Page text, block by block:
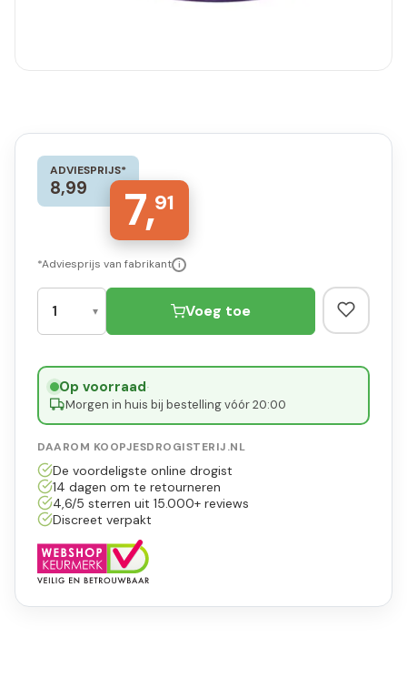
ADVIESPRIJS*
8,99 7,91
*Adviesprijs van fabrikant i
Voeg toe
Op voorraad·
Morgen in huis bij bestelling vóór 20:00
DAAROM KOOPJESDROGISTERIJ.NL
De voordeligste online drogist
14 dagen om te retourneren
4,6/5 sterren uit 15.000+ reviews
Discreet verpakt